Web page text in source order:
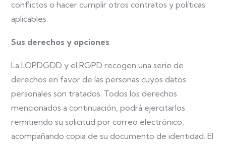
conflictos o hacer cumplir otros contratos y políticas
aplicables.
Sus derechos y opciones
La LOPDGDD y el RGPD recogen una serie de
derechos en favor de las personas cuyos datos
personales son tratados. Todos los derechos
mencionados a continuación, podrá ejercitarlos
remitiendo su solicitud por correo electrónico,
acompañando copia de su documento de identidad. El